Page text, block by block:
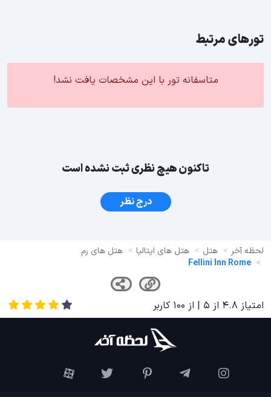
تورهای مرتبط
متاسفانه تور با این مشخصات یافت نشد!
تاکنون هیچ نظری ثبت نشده است
درج نظر
لحظه آخر هتل هتل های ایتالیا
هتل های رم
Fellini Inn Rome
امتیاز 4.8 از 5 | از 100 کاربر